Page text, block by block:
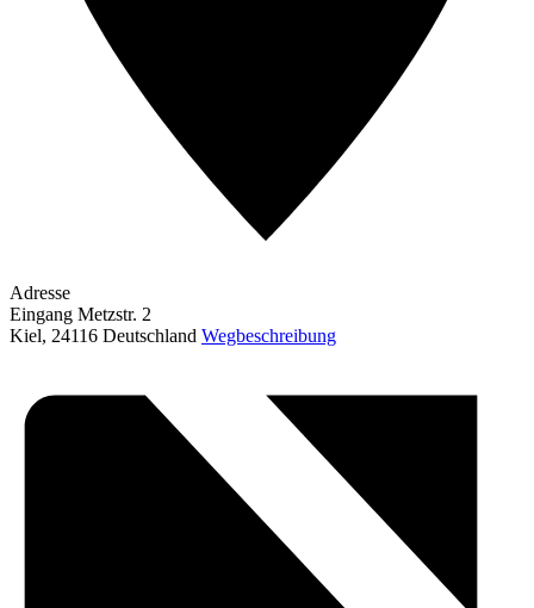
Adresse
Eingang Metzstr. 2
Kiel, 24116 Deutschland Wegbeschreibung